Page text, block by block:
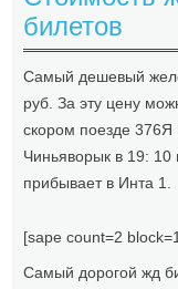
билетов
Самый дешевый
руб. За эту цену
скором поезде 376Я
Чиньяворык в 19: 10
прибывает в Инта 1.
[sape count=2
Самый дорогой жд